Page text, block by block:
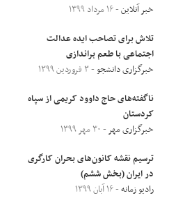
خبر آنلاین- ۱۶ مرداد ۱۳۹۹
تلاش برای تصاحب ایده عدالت
اجتماعی با طعم براندازی
خبرگزاری دانشجو- ۳ فروردین ۱۳۹۹
ناگفته‌های حاج داوود کریمی از سپاه
کردستان
خبرگزاری مهر- ۳۰ مهر ۱۳۹۹
ترسیم نقشه کانون‌های بحران کارگری
در ایران (بخش ششم)
رادیو زمانه- ۱۶ آبان ۱۳۹۹